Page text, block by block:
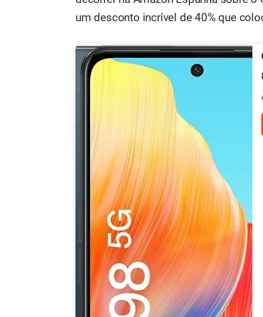
um desconto incrível de 40% que